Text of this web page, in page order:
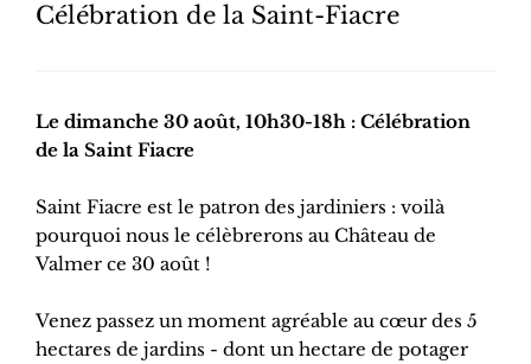
Célébration de la Saint-Fiacre
Le dimanche 30 août, 10h30-18h : Célébration
de la Saint Fiacre
Saint Fiacre est le patron des jardiniers : voilà
pourquoi nous le célèbrerons au Château de
Valmer ce 30 août !
Venez passez un moment agréable au cœur des 5
hectares de jardins - dont un hectare de potager